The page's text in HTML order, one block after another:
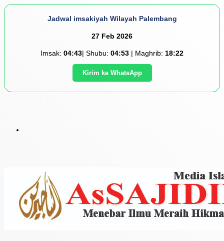
Jadwal imsakiyah Wilayah Palembang
27 Feb 2026
Imsak: 04:43| Shubu: 04:53 | Maghrib: 18:22
Kirim ke WhatsApp